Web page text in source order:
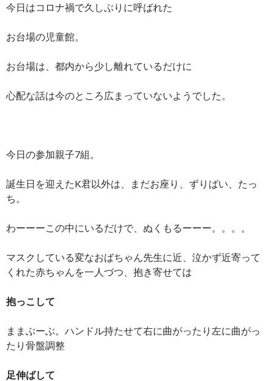
今日はコロナ禍で久しぶりに呼ばれた
お台場の児童館。
お台場は、都内から少し離れているだけに
心配な話は今のところ広まっていないようでした。
今日の参加親子7組。
誕生日を迎えたK君以外は、まだお座り、ずりばい、たっ
ち。
わーーーこの中にいるだけで、ぬくもるーーー。。。。
マスクしている変なおばちゃん先生に近、泣かず近寄って
くれた赤ちゃんを一人づつ、抱き寄せては
抱っこして
ままぶーぶ。ハンドル持たせて右に曲がったり左に曲がっ
たり骨盤調整
足伸ばして